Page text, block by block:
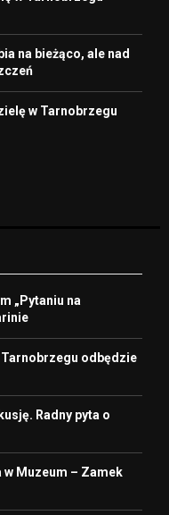
na bieżąco, ale nad
w Tarnobrzegu
„Pytaniu na
Tarnobrzegu odbędzie
Radny pyta o
w Muzeum – Zamek